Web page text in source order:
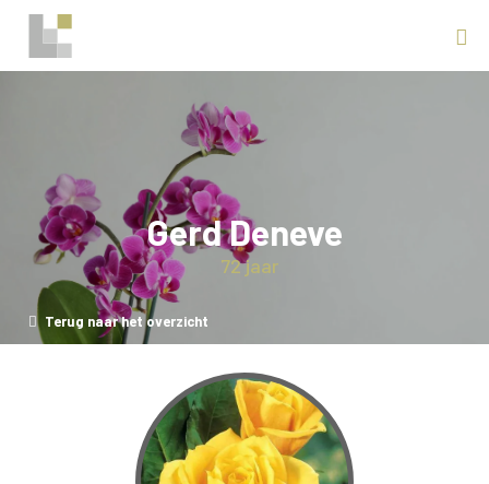
Gerd Deneve
72 jaar
Terug naar het overzicht